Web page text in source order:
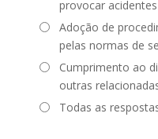
provocar acidentes
Adoção de
pelas normas de
Cumprimento ao
outras
Todas as